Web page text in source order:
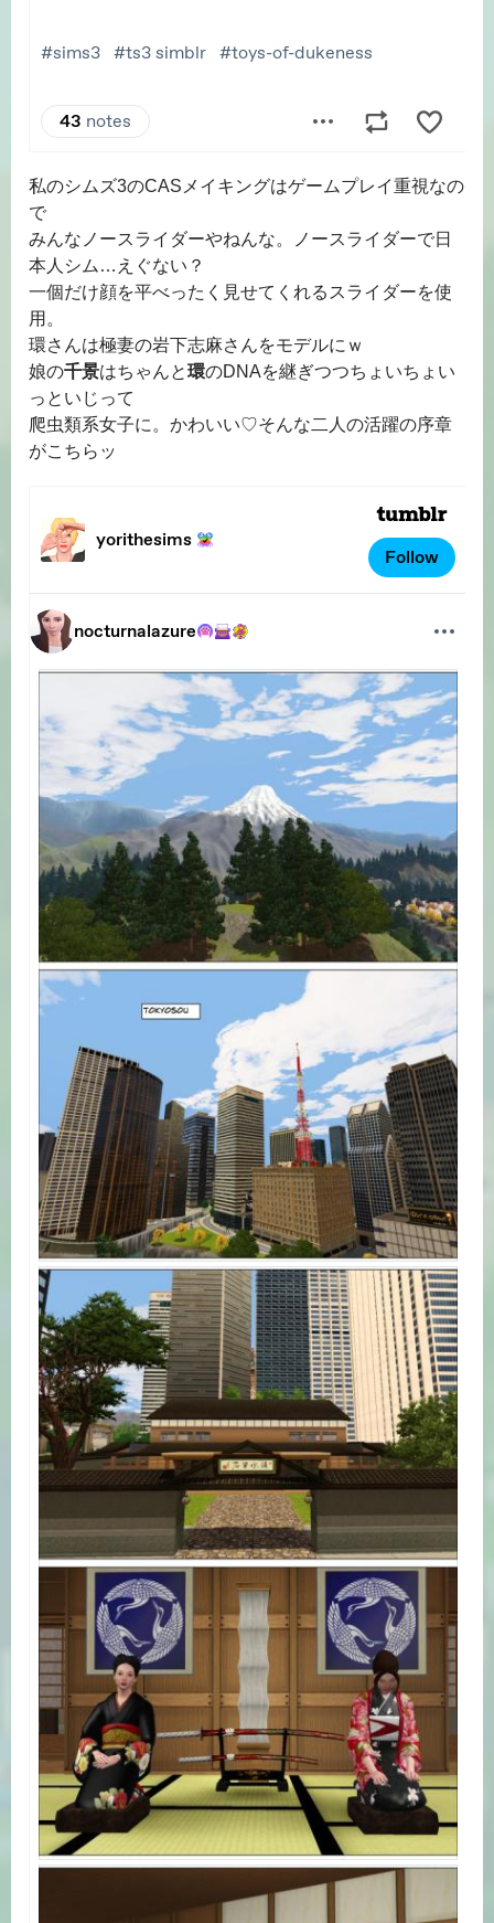
私のシムズ3のCASメイキングはゲームプレイ重視なの
で
みんなノースライダーやねんな。ノースライダーで日
本人シム…えぐない？
一個だけ顔を平べったく見せてくれるスライダーを使
用。
環さんは極妻の岩下志麻さんをモデルにｗ
娘の千景はちゃんと環のDNAを継ぎつつちょいちょい
っといじって
爬虫類系女子に。かわいい♡そんな二人の活躍の序章
がこちらッ